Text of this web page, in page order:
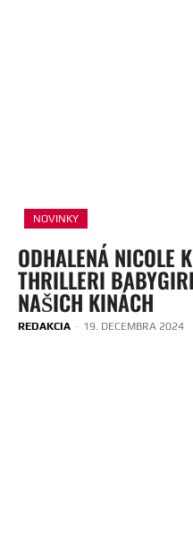
NOVINKY
ODHALENÁ NICOLE
THRILLERI
NAŠICH KINÁCH
REDAKCIA - 19. DECEMBRA 2024